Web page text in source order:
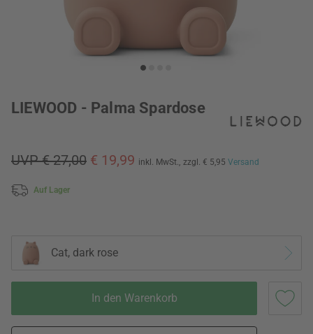
LIEWOOD - Palma Spardose
UVP € 27,00 € 19,99 inkl. MwSt., zzgl. € 5,95 Versand
Auf Lager
Cat, dark rose
In den Warenkorb